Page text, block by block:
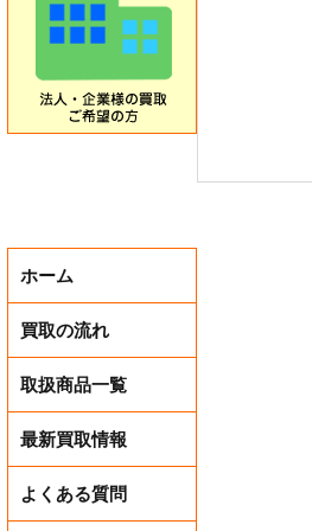
ホーム
買取の流れ
取扱商品一覧
最新買取情報
よくある質問